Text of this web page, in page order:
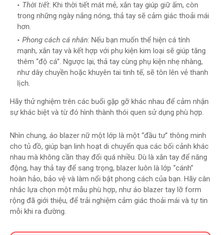
Thời tiết: Khi thời tiết mát mẻ, xắn tay giúp giữ ấm, còn
trong những ngày nắng nóng, thả tay sẽ cảm giác thoải mái
hơn.
Phong cách cá nhân: Nếu bạn muốn thể hiện cá tính
mạnh, xắn tay và kết hợp với phụ kiện kim loại sẽ giúp tăng
thêm “độ cá”. Ngược lại, thả tay cùng phụ kiện nhẹ nhàng,
như dây chuyền hoặc khuyên tai tinh tế, sẽ tôn lên vẻ thanh
lịch.
Hãy thử nghiệm trên các buổi gặp gỡ khác nhau để cảm nhận
sự khác biệt và từ đó hình thành thói quen sử dụng phù hợp.
Nhìn chung, áo blazer nữ một lớp là một “đầu tư” thông minh
cho tủ đồ, giúp bạn linh hoạt di chuyển qua các bối cảnh khác
nhau mà không cần thay đổi quá nhiều. Dù là xắn tay để năng
động, hay thả tay để sang trọng, blazer luôn là lớp “cánh”
hoàn hảo, bảo vệ và làm nổi bật phong cách của bạn. Hãy cân
nhắc lựa chọn một mẫu phù hợp, như áo blazer tay lỡ form
rộng đã giới thiệu, để trải nghiệm cảm giác thoải mái và tự tin
mỗi khi ra đường.